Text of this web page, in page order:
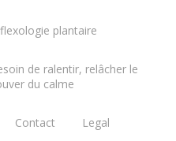
plantaire
de ralentir, relâcher le
du calme
Contact Legal